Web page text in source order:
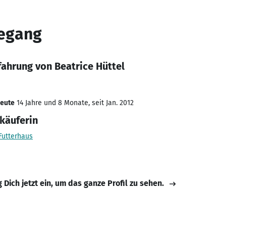
von Beatrice Hüttel
14 Jahre und 8 Monate, seit Jan. 2012
Dich jetzt ein, um das ganze Profil zu sehen.